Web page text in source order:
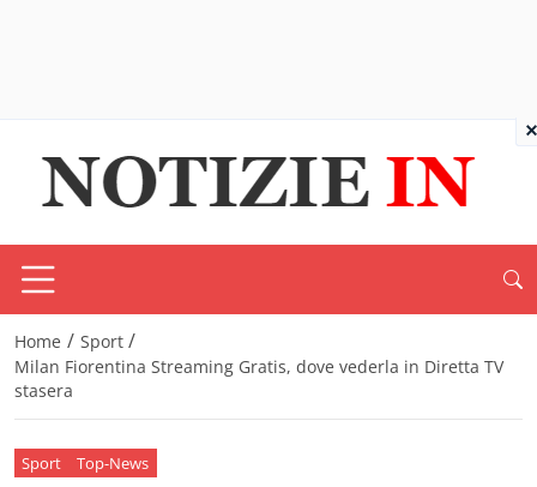
Home / Sport /
Milan Fiorentina Streaming Gratis, dove vederla in Diretta TV
stasera
Sport Top-News
×